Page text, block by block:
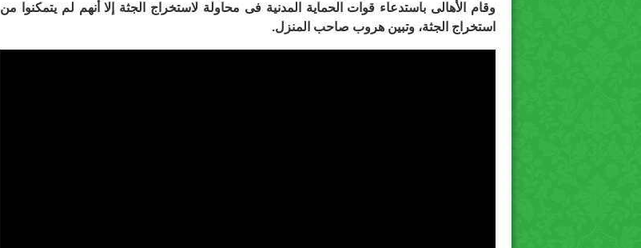
وقام الأهالى باستدعاء قوات الحماية المدنية فى محاولة لاستخراج الجثة إلا أنهم لم يتمكنوا من
استخراج الجثة، وتبين هروب صاحب المنزل.